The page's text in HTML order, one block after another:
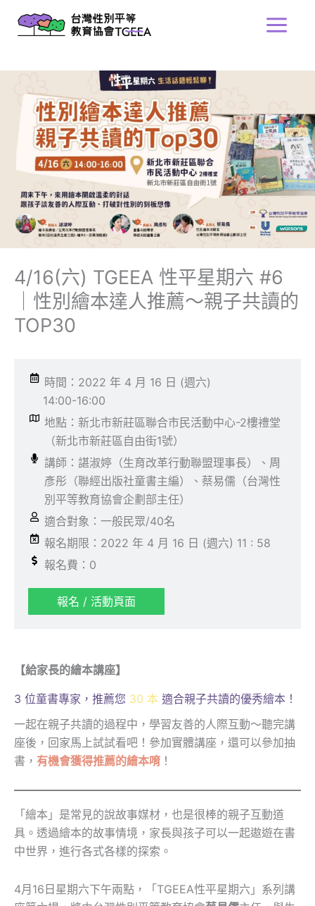
Main
4/16(六) TGEEA 性平星期六 #6
｜性別繪本達人推薦～親子共讀的
TOP30
時間：2022 年 4 月 16 日 (週六)
14:00-16:00
地點：新北市新莊區聯合市民活動中心-2樓禮堂
（新北市新莊區自由街1號）
講師：諶淑婷（生育改革行動聯盟理事長）、周
彥彤（聯經出版社童書主編）、蔡易儒（台灣性
別平等教育協會企劃部主任）
適合對象：一般民眾/40名
報名期限：2022 年 4 月 16 日 (週六) 11 : 58
報名費：0
報名 / 活動頁面
【給家長的繪本講座】
3 位童書專家，推薦您 30 本 適合親子共讀的優秀繪本！
一起在親子共讀的過程中，學習友善的人際互動～聽完講
座後，回家馬上試試看吧！參加實體講座，還可以參加抽
書， 有機會獲得推薦的繪本唷 ！
「繪本」是常見的說故事媒材，也是很棒的親子互動道
具。透過繪本的故事情境，家長與孩子可以一起遨遊在書
中世界，進行各式各樣的探索。
4月16日星期六下午兩點，「TGEEA性平星期六」系列講